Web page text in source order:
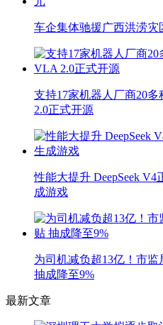
车企集体驰援广西洪涝灾
支持17家机器人厂商20
2.0正式开源
性能大提升 DeepSeek
成游戏
为司机减负超13亿！市
抽成降至9%
最新文章